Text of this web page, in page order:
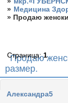
» Медицина
» Продаю
Продаю
размер.
Страница:1
Александра5